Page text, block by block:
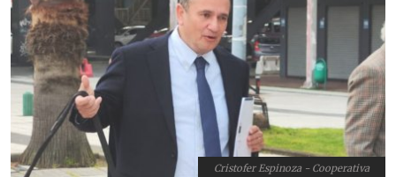
Cristofer Espinoza - Cooperativa